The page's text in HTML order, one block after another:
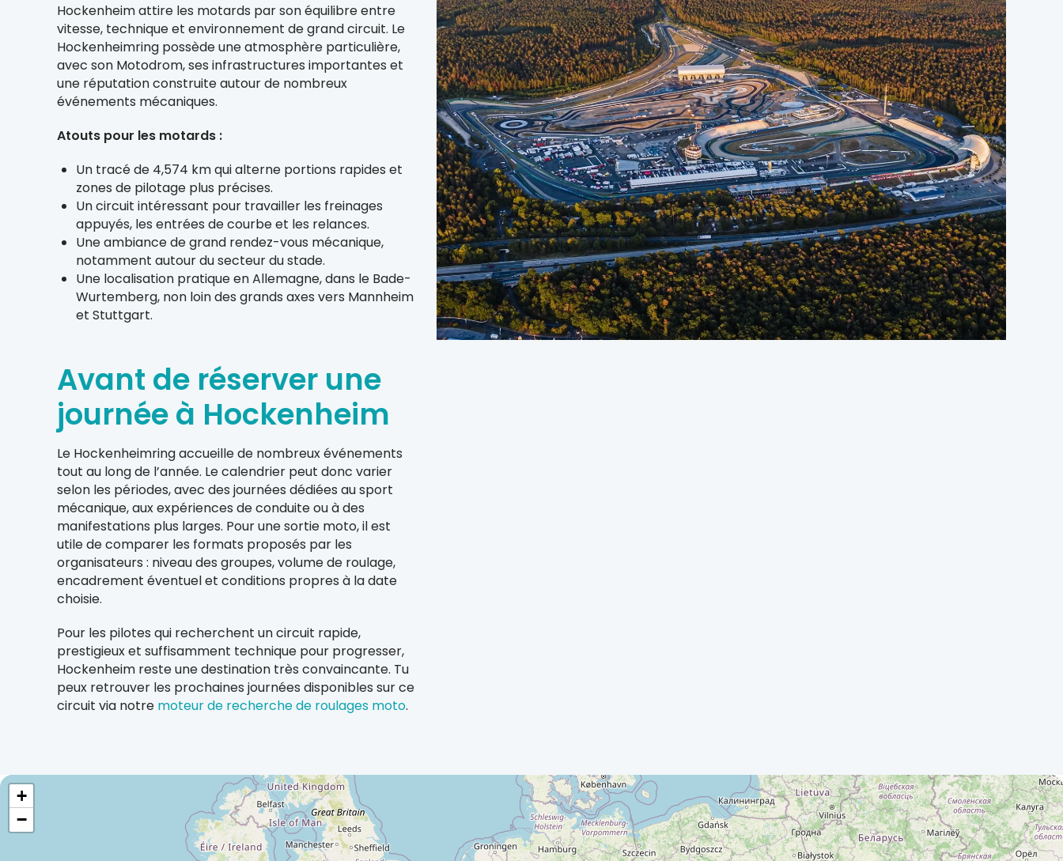
Hockenheim attire les motards par son équilibre entre
vitesse, technique et environnement de grand circuit. Le
Hockenheimring possède une atmosphère particulière,
avec son Motodrom, ses infrastructures importantes et
une réputation construite autour de nombreux
événements mécaniques.
Atouts pour les motards :
Un tracé de 4,574 km qui alterne portions rapides et
zones de pilotage plus précises.
Un circuit intéressant pour travailler les freinages
appuyés, les entrées de courbe et les relances.
Une ambiance de grand rendez-vous mécanique,
notamment autour du secteur du stade.
Une localisation pratique en Allemagne, dans le Bade-
Wurtemberg, non loin des grands axes vers Mannheim
et Stuttgart.
Avant de réserver une
journée à Hockenheim
Le Hockenheimring accueille de nombreux événements
tout au long de l’année. Le calendrier peut donc varier
selon les périodes, avec des journées dédiées au sport
mécanique, aux expériences de conduite ou à des
manifestations plus larges. Pour une sortie moto, il est
utile de comparer les formats proposés par les
organisateurs : niveau des groupes, volume de roulage,
encadrement éventuel et conditions propres à la date
choisie.
Pour les pilotes qui recherchent un circuit rapide,
prestigieux et suffisamment technique pour progresser,
Hockenheim reste une destination très convaincante. Tu
peux retrouver les prochaines journées disponibles sur ce
circuit via notre moteur de recherche de roulages moto.
+
−